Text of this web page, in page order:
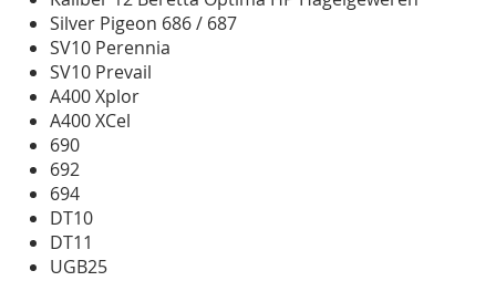
Silver Pigeon 686 / 687
SV10 Perennia
SV10 Prevail
A400 Xplor
A400 XCel
690
692
694
DT10
DT11
UGB25